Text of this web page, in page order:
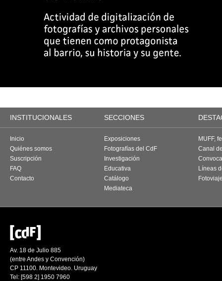
INSTITUCIONALES SECCIONES
Inicio
Quiénes somos
Suscripción
FAQ
Contacto
Exposiciones
Fotografías del CdF
Investigación
Educativa
Catálogo
Mediateca
MUFF,
Canal
Líneas
Av. 18 de Julio 885
(entre Andes y Convención)
CP 11100. Montevideo. Uruguay
Tel: [598 2] 1950 7960